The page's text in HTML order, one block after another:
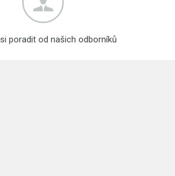
poradit od našich odborníků